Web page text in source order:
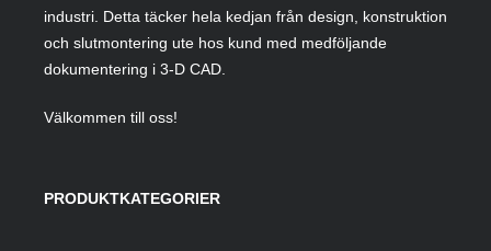
industri. Detta täcker hela kedjan från design, konstruktion
och slutmontering ute hos kund med medföljande
dokumentering i 3-D CAD.
Välkommen till oss!
PRODUKTKATEGORIER